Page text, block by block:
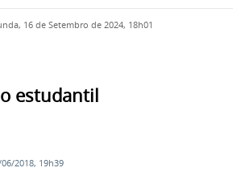
16 de Setembro de 2024, 18h01
estudantil
2018, 19h39